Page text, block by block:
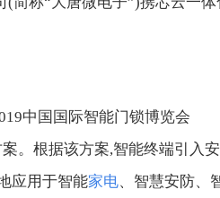
中国国际智能门锁博览会
。根据该方案,智能终端引入
应用于智能家电、智慧安防、